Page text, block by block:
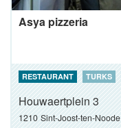
Asya pizzeria
RESTAURANT TURKS
Houwaertplein 3
1210 Sint-Joost-ten-Noode